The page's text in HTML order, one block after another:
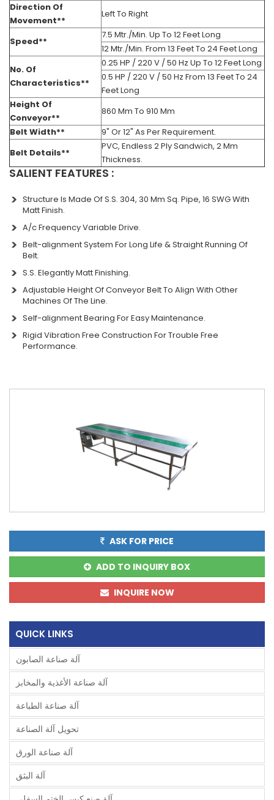
Direction Of
Movement**
Left To Right
Speed**
7.5 Mtr./Min. Up To 12 Feet Long
12 Mtr./Min. From 13 Feet To 24 Feet Long
No. Of
Characteristics**
0.25 HP / 220 V / 50 Hz Up To 12 Feet Long
0.5 HP / 220 V / 50 Hz From 13 Feet To 24
Feet Long
Height Of
Conveyor**
860 Mm To 910 Mm
Belt Width**
9" Or 12" As Per Requirement.
Belt Details**
PVC, Endless 2 Ply Sandwich, 2 Mm
Thickness.
SALIENT FEATURES :
Structure Is Made Of S.S. 304, 30 Mm Sq. Pipe, 16 SWG With
Matt Finish.
A/c Frequency Variable Drive.
Belt-alignment System For Long Life & Straight Running Of
Belt.
S.S. Elegantly Matt Finishing.
Adjustable Height Of Conveyor Belt To Align With Other
Machines Of The Line.
Self-alignment Bearing For Easy Maintenance.
Rigid Vibration Free Construction For Trouble Free
Performance.
ASK FOR PRICE
ADD TO INQUIRY BOX
INQUIRE NOW
QUICK LINKS
آلة صناعة الصابون
آلة صناعة الأغذية والمخابز
آلة صناعة الطباعة
تحويل آلة الصناعة
آلة صناعة الورق
آلة البثق